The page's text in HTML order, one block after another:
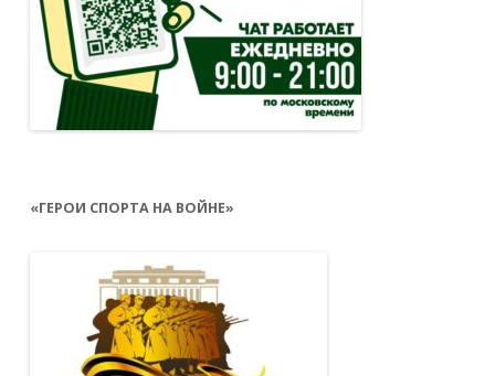
«ГЕРОИ СПОРТА НА ВОЙНЕ»